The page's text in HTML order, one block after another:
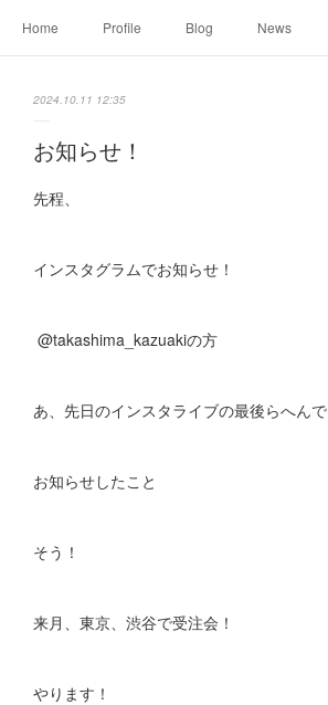
Home Profile Blog News
2024.10.11 12:35
お知らせ！
先程、
インスタグラムでお知らせ！
@takashima_kazuakiの方
あ、先日のインスタライブの最後らへんで
お知らせしたこと
そう！
来月、東京、渋谷で受注会！
やります！